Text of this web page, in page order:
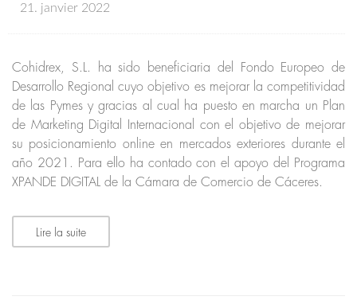
21. janvier 2022
Cohidrex, S.L. ha sido beneficiaria del Fondo Europeo de
Desarrollo Regional cuyo objetivo es mejorar la competitividad
de las Pymes y gracias al cual ha puesto en marcha un Plan
de Marketing Digital Internacional con el objetivo de mejorar
su posicionamiento online en mercados exteriores durante el
año 2021. Para ello ha contado con el apoyo del Programa
XPANDE DIGITAL de la Cámara de Comercio de Cáceres.
Lire la suite